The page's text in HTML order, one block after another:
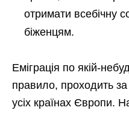
отримати всебічну
біженцям.
Еміграція по якій-
правило, проходить
усіх країнах Європи.